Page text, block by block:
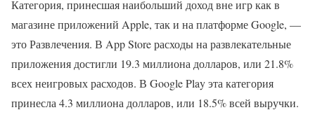
Категория, принесшая наибольший доход вне игр как в
магазине приложений Apple, так и на платформе Google, —
это Развлечения. В App Store расходы на развлекательные
приложения достигли 19.3 миллиона долларов, или 21.8%
всех неигровых расходов. В Google Play эта категория
принесла 4.3 миллиона долларов, или 18.5% всей выручки.